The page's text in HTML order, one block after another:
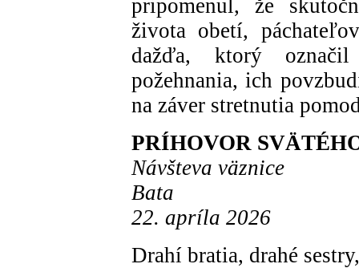
pripomenul, že
života obetí,
dažďa, ktorý
požehnania, ich
na záver stretnutia
PRÍHOVOR
Návšteva väznice
Bata
22. apríla 2026
Drahí bratia, drahé sestry,